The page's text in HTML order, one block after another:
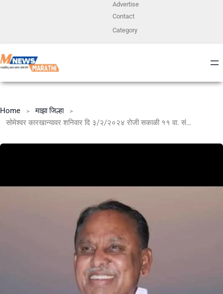
Advertise
Contact
Category
Home
माझा जिल्हा
सोमेश्वर कारखान्यावर शनिवार दि ३/२/२०२४ रोजी सकाळी ११ वा. संचालक मंडळास उस तोडीबाबत जाब विचारण्यासाठी भव्य मोर्चा…… :- श्री सतिशराव काकडे